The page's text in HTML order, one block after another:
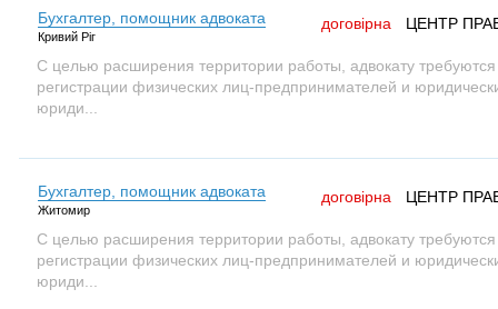
Бухгалтер, помощник адвоката
Кривий Ріг
договірна ЦЕНТР
С целью расширения территории работы, адвокату
регистрации физических лиц-предпринимателей и
юриди...
Бухгалтер, помощник адвоката
Житомир
договірна ЦЕНТР
С целью расширения территории работы, адвокату
регистрации физических лиц-предпринимателей и
юриди...